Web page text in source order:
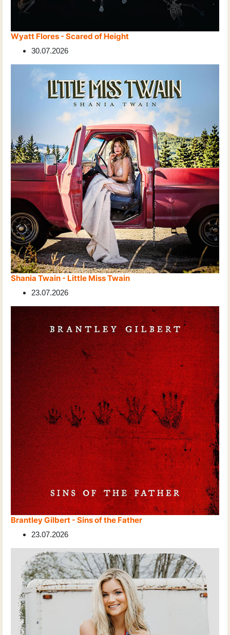
Wyatt Flores - Scared of Height
30.07.2026
Shania Twain - Little Miss Twain
23.07.2026
Brantley Gilbert - Sins of the Father
23.07.2026